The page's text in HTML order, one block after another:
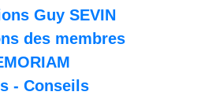
Guy SEVIN
des membres
- Conseils